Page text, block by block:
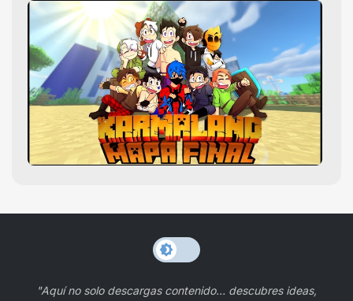
"Aquí no solo descargas contenido… descubres ideas,